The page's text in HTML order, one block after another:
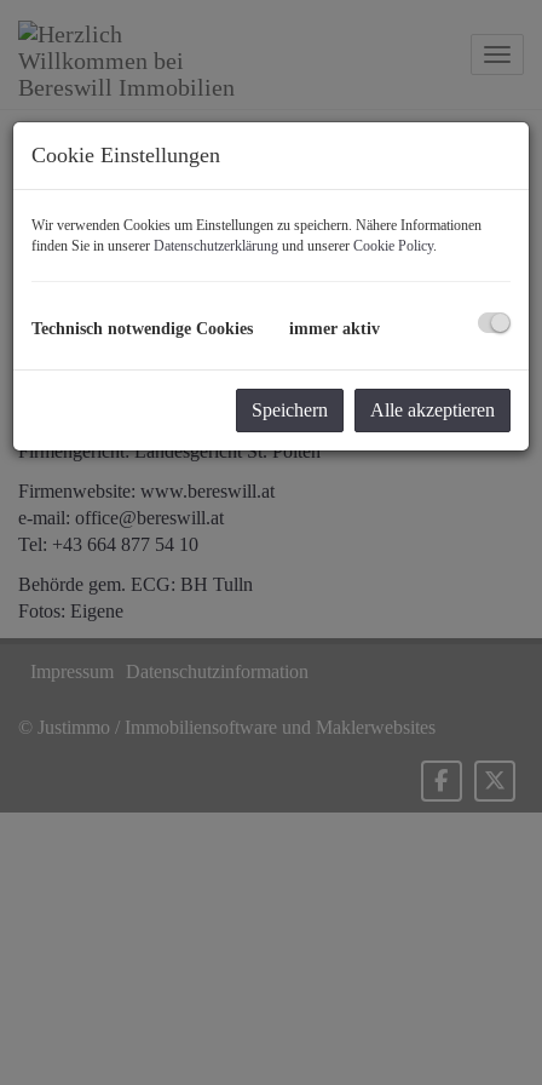
Impressum
Adresse: 3430 Tulln, Wiener Straße 6-8 / 1 / 2
Unternehmensgegenstand: Verkauf und Vermietung von
Immobilien
Firmengericht: Landesgericht St. Pölten
Firmenwebsite: www.bereswill.at
e-mail: office@bereswill.at
Tel: +43 664 877 54 10
Behörde gem. ECG: BH Tulln
Fotos: Eigene
Impressum Datenschutzinformation
© Justimmo / Immobiliensoftware und Maklerwebsites
Cookie Einstellungen
Wir verwenden Cookies um Einstellungen zu speichern. Nähere Informationen
finden Sie in unserer Datenschutzerklärung und unserer Cookie Policy.
Technisch notwendige Cookies immer aktiv
Speichern Alle akzeptieren